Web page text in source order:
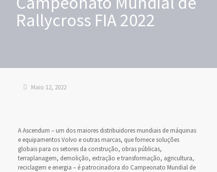
Rallycross FIA 2022
Maio 12, 2022
A Ascendum – um dos maiores distribuidores mundiais de máquinas
e equipamentos Volvo e outras marcas, que fornece soluções
globais para os setores da construção, obras públicas,
terraplanagem, demolição, extração e transformação, agricultura,
reciclagem e energia – é patrocinadora do Campeonato Mundial de